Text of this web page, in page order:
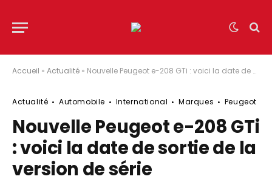
Accueil » Actualité » Nouvelle Peugeot e-208 GTi : voici la date de sortie de la version de série
Actualité Automobile International Marques Peugeot
Nouvelle Peugeot e-208 GTi
: voici la date de sortie de la
version de série